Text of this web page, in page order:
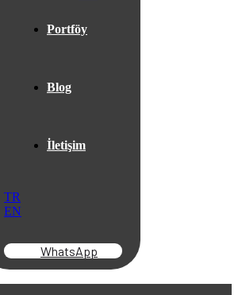
Portföy
Blog
İletişim
TR
EN
WhatsApp